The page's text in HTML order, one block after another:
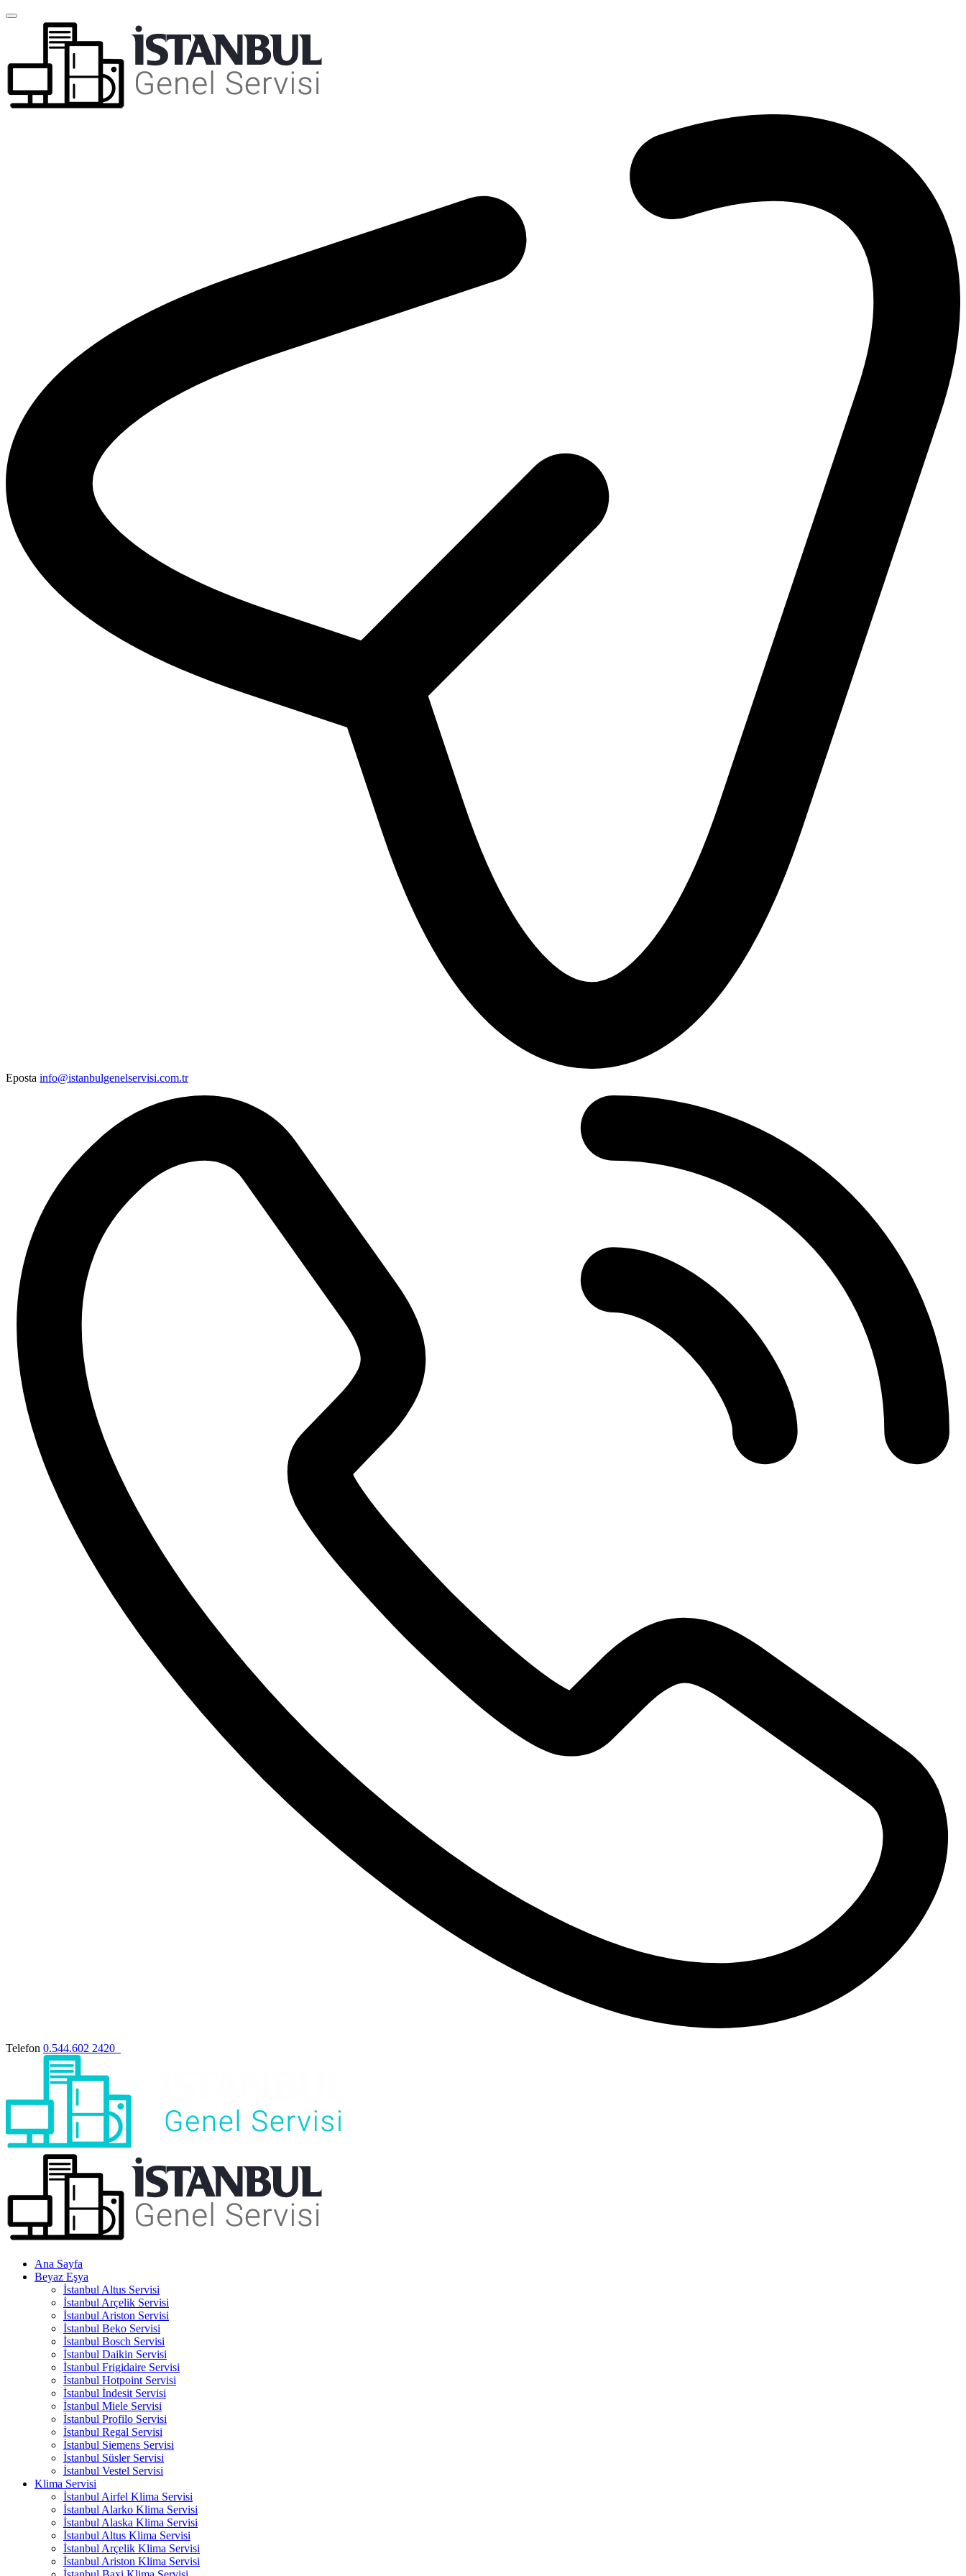
Eposta info@istanbulgenelservisi.com.tr
Telefon 0.544.602 2420
Ana Sayfa
Beyaz Eşya
İstanbul Altus Servisi
İstanbul Arçelik Servisi
İstanbul Ariston Servisi
İstanbul Beko Servisi
İstanbul Bosch Servisi
İstanbul Daikin Servisi
İstanbul Frigidaire Servisi
İstanbul Hotpoint Servisi
İstanbul İndesit Servisi
İstanbul Miele Servisi
İstanbul Profilo Servisi
İstanbul Regal Servisi
İstanbul Siemens Servisi
İstanbul Süsler Servisi
İstanbul Vestel Servisi
Klima Servisi
İstanbul Airfel Klima Servisi
İstanbul Alarko Klima Servisi
İstanbul Alaska Klima Servisi
İstanbul Altus Klima Servisi
İstanbul Arçelik Klima Servisi
İstanbul Ariston Klima Servisi